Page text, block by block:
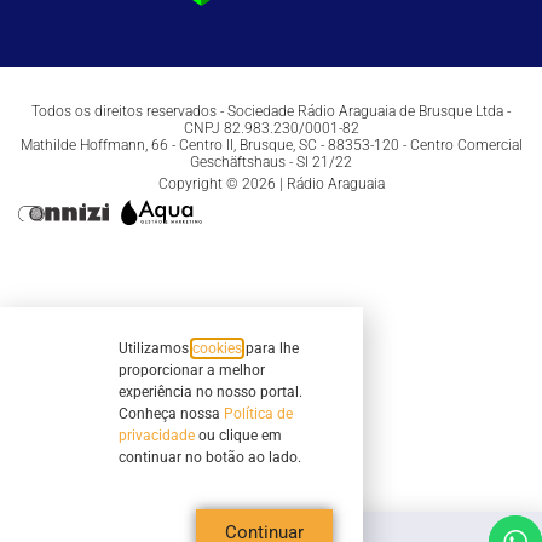
Todos os direitos reservados - Sociedade Rádio Araguaia de Brusque Ltda -
CNPJ 82.983.230/0001-82
Mathilde Hoffmann, 66 - Centro II, Brusque, SC - 88353-120 - Centro Comercial
Geschäftshaus - Sl 21/22
Copyright © 2026 | Rádio Araguaia
Utilizamos cookies para lhe
proporcionar a melhor
experiência no nosso portal.
Conheça nossa Política de
privacidade ou clique em
continuar no botão ao lado.
Continuar